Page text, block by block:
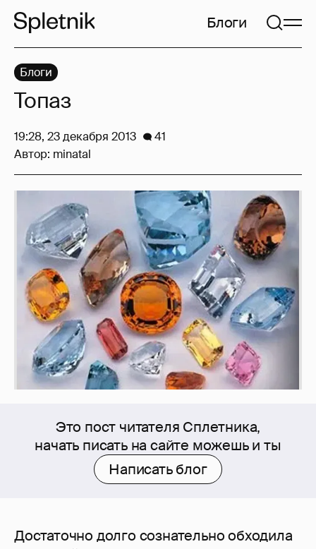
Блоги
Это пост читателя Сплетника,
начать писать на сайте можешь и ты
Написать блог
Достаточно долго сознательно обходила
Блоги
Топаз
19:28, 23 декабря 2013
41
Автор: minatal